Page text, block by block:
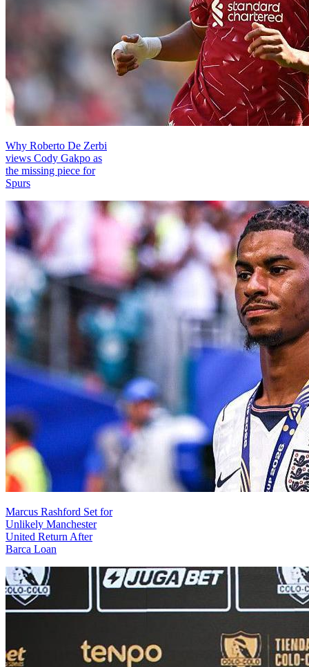
Why Roberto De Zerbi
views Cody Gakpo as
the missing piece for
Spurs
Marcus Rashford Set for
Unlikely Manchester
United Return After
Barca Loan